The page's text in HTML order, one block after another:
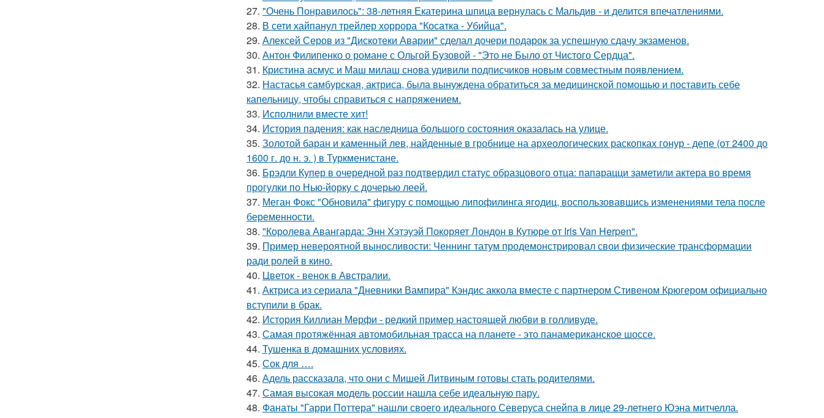
27. "Очень Понравилось": 38-летняя Екатерина шпица вернулась с Мальдив - и делится впечатлениями.
28. В сети хайпанул трейлер хоррора "Косатка - Убийца".
29. Алексей Серов из "Дискотеки Аварии" сделал дочери подарок за успешную сдачу экзаменов.
30. Антон Филипенко о романе с Ольгой Бузовой - "Это не Было от Чистого Сердца".
31. Кристина асмус и Маш милаш снова удивили подписчиков новым совместным появлением.
32. Настасья самбурская, актриса, была вынуждена обратиться за медицинской помощью и поставить себе
капельницу, чтобы справиться с напряжением.
33. Исполнили вместе хит!
34. История падения: как наследница большого состояния оказалась на улице.
35. Золотой баран и каменный лев, найденные в гробнице на археологических раскопках гонур - депе (от 2400 до
1600 г. до н. э. ) в Туркменистане.
36. Брэдли Купер в очередной раз подтвердил статус образцового отца: папарацци заметили актера во время
прогулки по Нью-йорку с дочерью леей.
37. Меган Фокс "Обновила" фигуру с помощью липофилинга ягодиц, воспользовавшись изменениями тела после
беременности.
38. "Королева Авангарда: Энн Хэтэуэй Покоряет Лондон в Кутюре от Iris Van Herpen".
39. Пример невероятной выносливости: Ченнинг татум продемонстрировал свои физические трансформации
ради ролей в кино.
40. Цветок - венок в Австралии.
41. Актриса из сериала "Дневники Вампира" Кэндис аккола вместе с партнером Стивеном Крюгером официально
вступили в брак.
42. История Киллиан Мерфи - редкий пример настоящей любви в голливуде.
43. Самая протяжённая автомобильная трасса на планете - это панамериканское шоссе.
44. Тушенка в домашних условиях.
45. Сок для ….
46. Адель рассказала, что они с Мишей Литвиным готовы стать родителями.
47. Самая высокая модель россии нашла себе идеальную пару.
48. Фанаты "Гарри Поттера" нашли своего идеального Северуса снейпа в лице 29-летнего Юэна митчелла.